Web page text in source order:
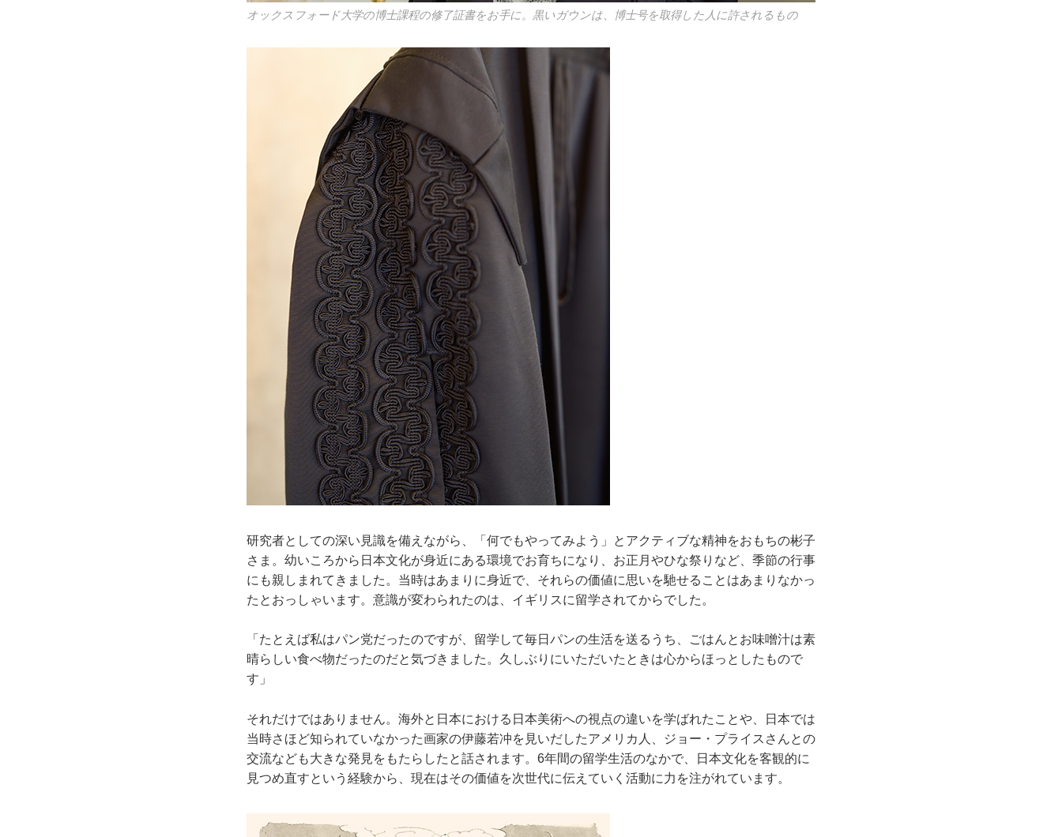
オックスフォード大学の博士課程の修了証書をお手に。黒いガウンは、博士号を取得した人に許されるもの
研究者としての深い見識を備えながら、「何でもやってみよう」とアクティブな精神をおもちの彬子
さま。幼いころから日本文化が身近にある環境でお育ちになり、お正月やひな祭りなど、季節の行事
にも親しまれてきました。当時はあまりに身近で、それらの価値に思いを馳せることはあまりなかっ
たとおっしゃいます。意識が変わられたのは、イギリスに留学されてからでした。
「たとえば私はパン党だったのですが、留学して毎日パンの生活を送るうち、ごはんとお味噌汁は素
晴らしい食べ物だったのだと気づきました。久しぶりにいただいたときは心からほっとしたもので
す」
それだけではありません。海外と日本における日本美術への視点の違いを学ばれたことや、日本では
当時さほど知られていなかった画家の伊藤若冲を見いだしたアメリカ人、ジョー・プライスさんとの
交流なども大きな発見をもたらしたと話されます。6年間の留学生活のなかで、日本文化を客観的に
見つめ直すという経験から、現在はその価値を次世代に伝えていく活動に力を注がれています。